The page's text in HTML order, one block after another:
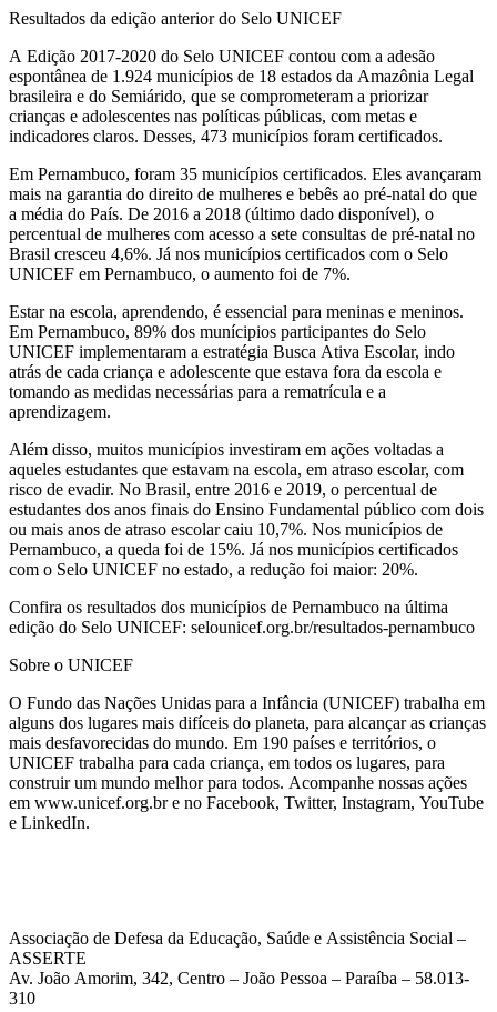
Resultados da edição anterior do Selo UNICEF
A Edição 2017-2020 do Selo UNICEF contou com a adesão
espontânea de 1.924 municípios de 18 estados da Amazônia Legal
brasileira e do Semiárido, que se comprometeram a priorizar
crianças e adolescentes nas políticas públicas, com metas e
indicadores claros. Desses, 473 municípios foram certificados.
Em Pernambuco, foram 35 municípios certificados. Eles avançaram
mais na garantia do direito de mulheres e bebês ao pré-natal do que
a média do País. De 2016 a 2018 (último dado disponível), o
percentual de mulheres com acesso a sete consultas de pré-natal no
Brasil cresceu 4,6%. Já nos municípios certificados com o Selo
UNICEF em Pernambuco, o aumento foi de 7%.
Estar na escola, aprendendo, é essencial para meninas e meninos.
Em Pernambuco, 89% dos munícipios participantes do Selo
UNICEF implementaram a estratégia Busca Ativa Escolar, indo
atrás de cada criança e adolescente que estava fora da escola e
tomando as medidas necessárias para a rematrícula e a
aprendizagem.
Além disso, muitos municípios investiram em ações voltadas a
aqueles estudantes que estavam na escola, em atraso escolar, com
risco de evadir. No Brasil, entre 2016 e 2019, o percentual de
estudantes dos anos finais do Ensino Fundamental público com dois
ou mais anos de atraso escolar caiu 10,7%. Nos municípios de
Pernambuco, a queda foi de 15%. Já nos municípios certificados
com o Selo UNICEF no estado, a redução foi maior: 20%.
Confira os resultados dos municípios de Pernambuco na última
edição do Selo UNICEF: selounicef.org.br/resultados-pernambuco
Sobre o UNICEF
O Fundo das Nações Unidas para a Infância (UNICEF) trabalha em
alguns dos lugares mais difíceis do planeta, para alcançar as crianças
mais desfavorecidas do mundo. Em 190 países e territórios, o
UNICEF trabalha para cada criança, em todos os lugares, para
construir um mundo melhor para todos. Acompanhe nossas ações
em www.unicef.org.br e no Facebook, Twitter, Instagram, YouTube
e LinkedIn.
Associação de Defesa da Educação, Saúde e Assistência Social –
ASSERTE
Av. João Amorim, 342, Centro – João Pessoa – Paraíba – 58.013-
310